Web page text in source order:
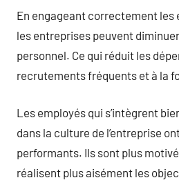
En engageant correctement
les entreprises peuvent
personnel. Ce qui réduit les
recrutements fréquents et à la
Les employés qui s’intègrent
dans la culture de l’entreprise
performants. Ils sont plus
réalisent plus aisément les